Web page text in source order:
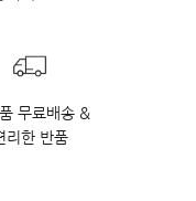
무료배송 &
리한 반품